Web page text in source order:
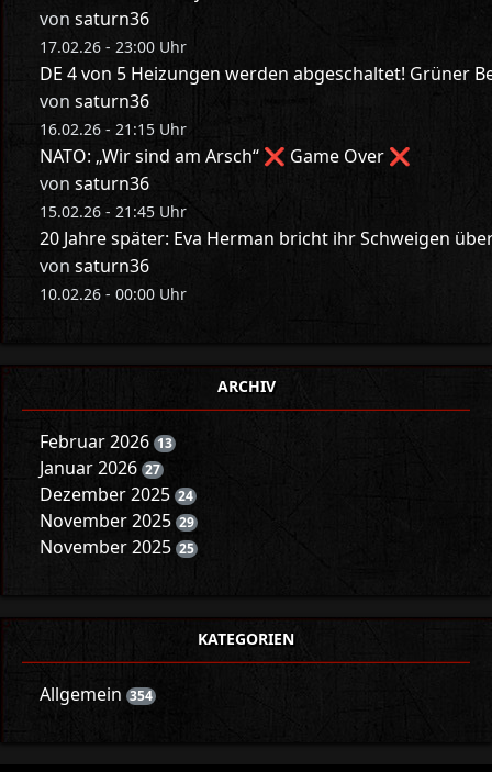
von saturn36
17.02.26 - 23:00 Uhr
DE 4 von 5 Heizungen werden abgeschaltet! Grüner
von saturn36
16.02.26 - 21:15 Uhr
NATO: „Wir sind am Arsch“ ❌ Game Over ❌
von saturn36
15.02.26 - 21:45 Uhr
20 Jahre später: Eva Herman bricht ihr Schweigen
von saturn36
10.02.26 - 00:00 Uhr
ARCHIV
Februar 2026 13
Januar 2026 27
Dezember 2025 24
November 2025 29
November 2025 25
KATEGORIEN
Allgemein 354